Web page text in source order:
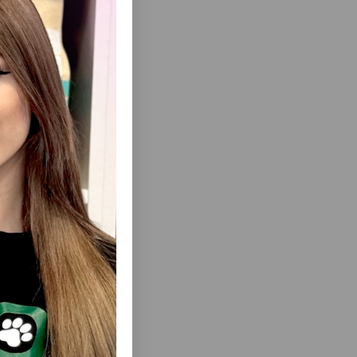
не пугая
Все
ДЛЯ
АВТОКОРМУШКА PETKIT FRESH ELEMENT